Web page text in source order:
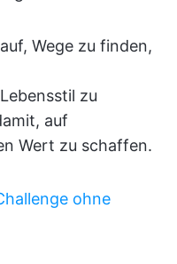
Wege zu finden,
zu
auf
Wert zu schaffen.
ohne